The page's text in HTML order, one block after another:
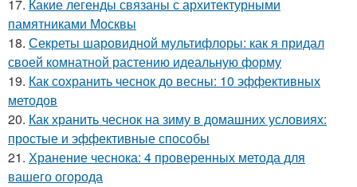
17. Какие легенды связаны с архитектурными
памятниками Москвы
18. Секреты шаровидной мультифлоры: как я придал
своей комнатной растению идеальную форму
19. Как сохранить чеснок до весны: 10 эффективных
методов
20. Как хранить чеснок на зиму в домашних условиях:
простые и эффективные способы
21. Хранение чеснока: 4 проверенных метода для
вашего огорода